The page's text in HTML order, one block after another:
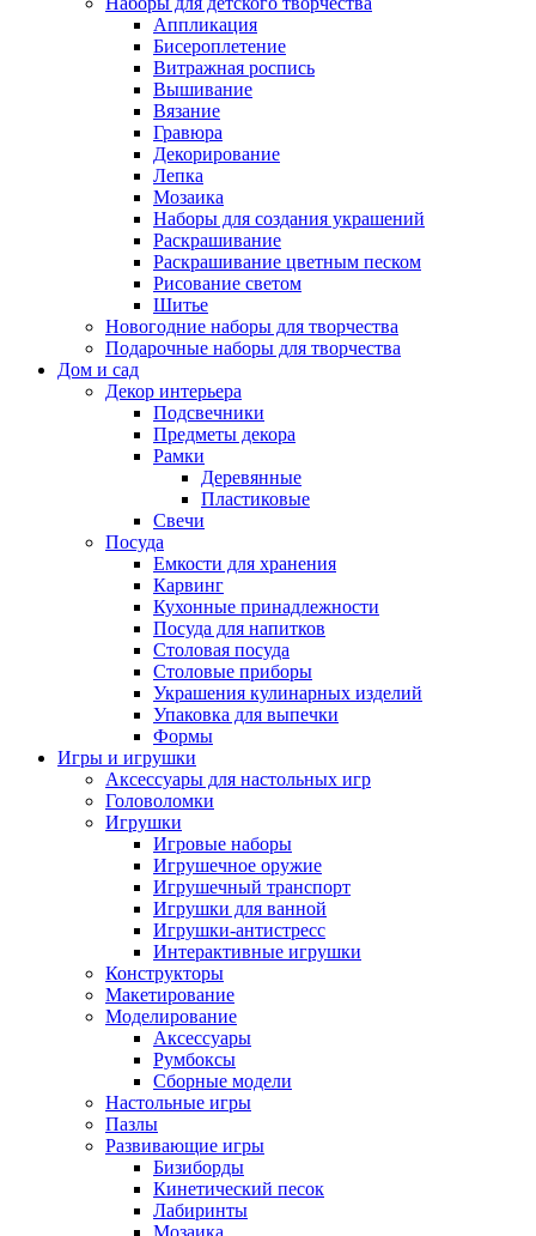
Аппликация
Бисероплетение
Витражная роспись
Вышивание
Вязание
Гравюра
Декорирование
Лепка
Мозаика
Наборы для создания украшений
Раскрашивание
Раскрашивание цветным песком
Рисование светом
Шитье
Новогодние наборы для творчества
Подарочные наборы для творчества
Дом и сад
Декор интерьера
Подсвечники
Предметы декора
Рамки
Деревянные
Пластиковые
Свечи
Посуда
Емкости для хранения
Карвинг
Кухонные принадлежности
Посуда для напитков
Столовая посуда
Столовые приборы
Украшения кулинарных изделий
Упаковка для выпечки
Формы
Игры и игрушки
Аксессуары для настольных игр
Головоломки
Игрушки
Игровые наборы
Игрушечное оружие
Игрушечный транспорт
Игрушки для ванной
Игрушки-антистресс
Интерактивные игрушки
Конструкторы
Макетирование
Моделирование
Аксессуары
Румбоксы
Сборные модели
Настольные игры
Пазлы
Развивающие игры
Бизиборды
Кинетический песок
Лабиринты
Мозаика